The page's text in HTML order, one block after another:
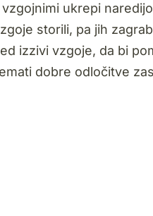
ukrepi naredijo
storili, pa jih
izzivi vzgoje, da bi
dobre odločitve